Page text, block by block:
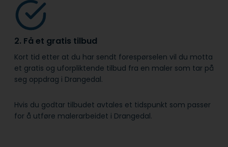
2. Få et gratis tilbud
Kort tid etter at du har sendt forespørselen vil du motta
et gratis og uforpliktende tilbud fra en maler som tar på
seg oppdrag i Drangedal.
Hvis du godtar tilbudet avtales et tidspunkt som passer
for å utføre malerarbeidet i Drangedal.